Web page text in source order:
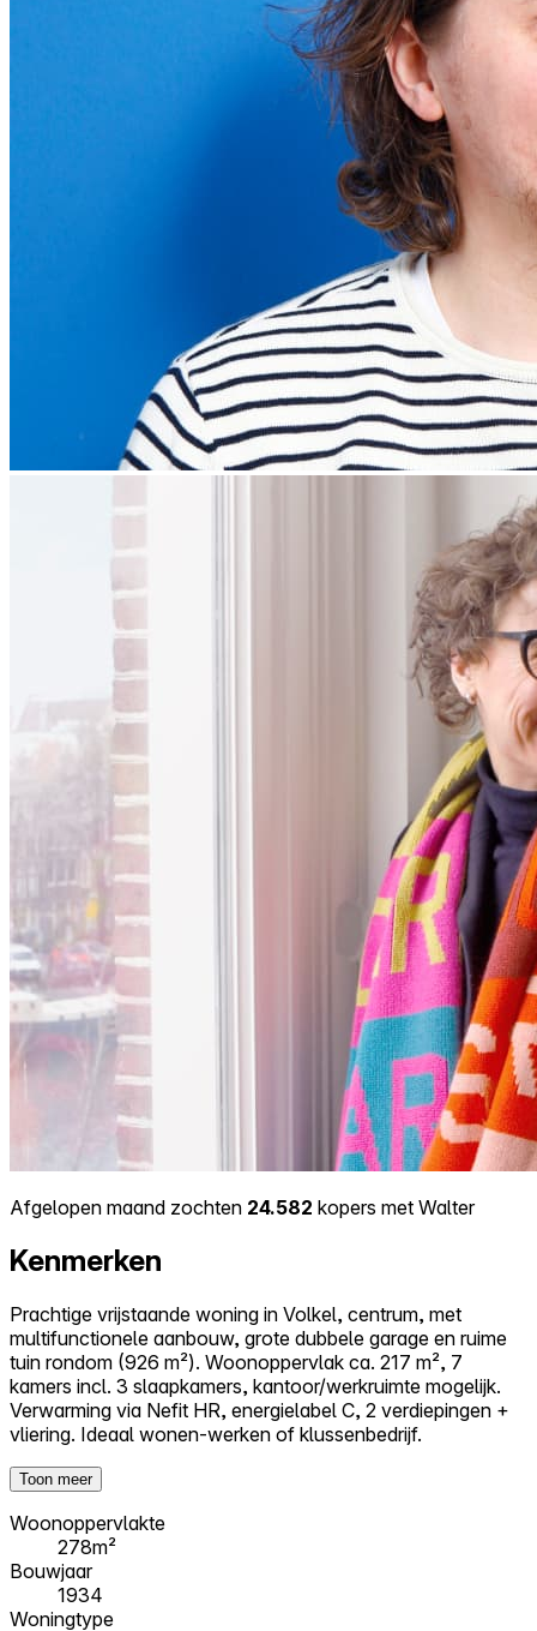
Afgelopen maand zochten 24.582 kopers met Walter
Kenmerken
Prachtige vrijstaande woning in Volkel, centrum, met
multifunctionele aanbouw, grote dubbele garage en ruime
tuin rondom (926 m²). Woonoppervlak ca. 217 m², 7
kamers incl. 3 slaapkamers, kantoor/werkruimte mogelijk.
Verwarming via Nefit HR, energielabel C, 2 verdiepingen +
vliering. Ideaal wonen-werken of klussenbedrijf.
Toon meer
Woonoppervlakte
278m²
Bouwjaar
1934
Woningtype